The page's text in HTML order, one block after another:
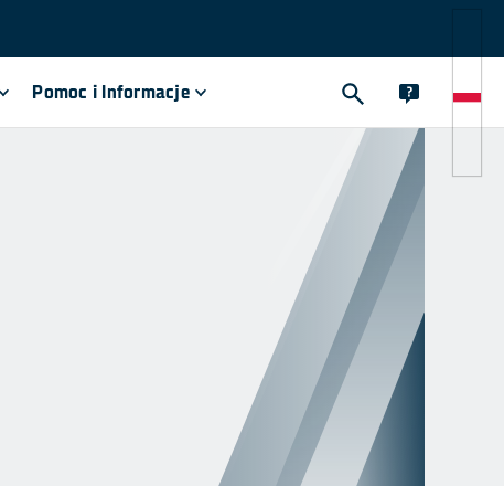
Pomoc i Informacje